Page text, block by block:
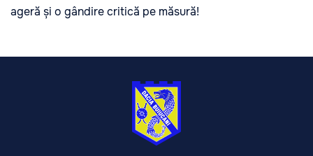
ageră și o gândire critică pe măsură!